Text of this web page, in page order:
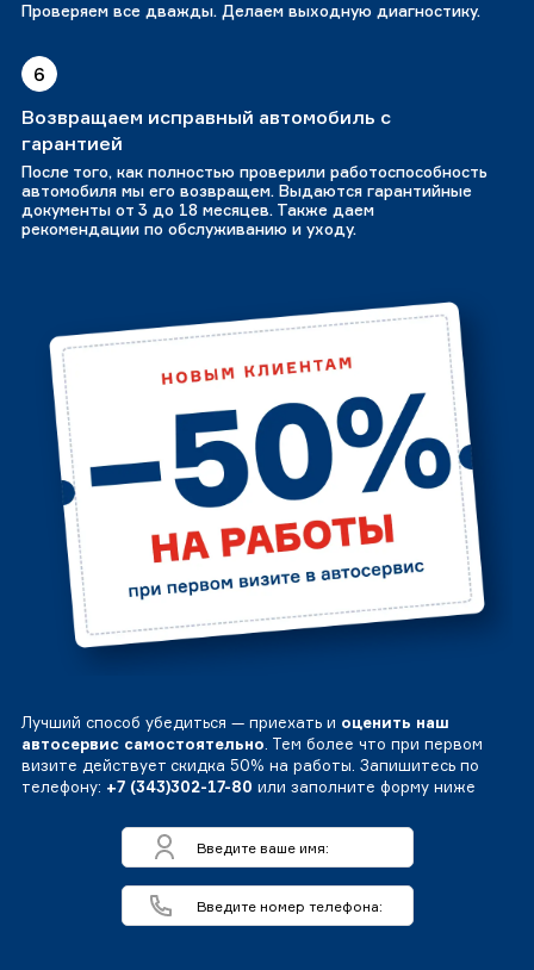
Проверяем все дважды. Делаем выходную диагностику.
6
Возвращаем исправный автомобиль с
гарантией
После того, как полностью проверили работоспособность
автомобиля мы его возвращем. Выдаются гарантийные
документы от 3 до 18 месяцев. Также даем
рекомендации по обслуживанию и уходу.
Лучший способ убедиться — приехать и оценить наш
автосервис самостоятельно. Тем более что при первом
визите действует скидка 50% на работы. Запишитесь по
телефону: +7 (343)302-17-80 или заполните форму ниже